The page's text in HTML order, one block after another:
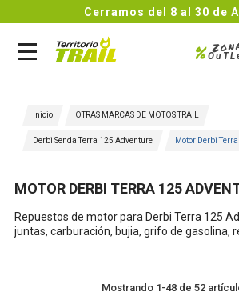
Cerramos del 8 al 30 de
%
Inicio OTRAS MARCAS DE MOTOS TRAIL
Derbi Senda Terra 125 Adventure Motor Derbi
MOTOR DERBI TERRA 125
Repuestos de motor para Derbi Terra 125
juntas, carburación, bujia, grifo de gasolina,
Mostrando 1-48 de 52